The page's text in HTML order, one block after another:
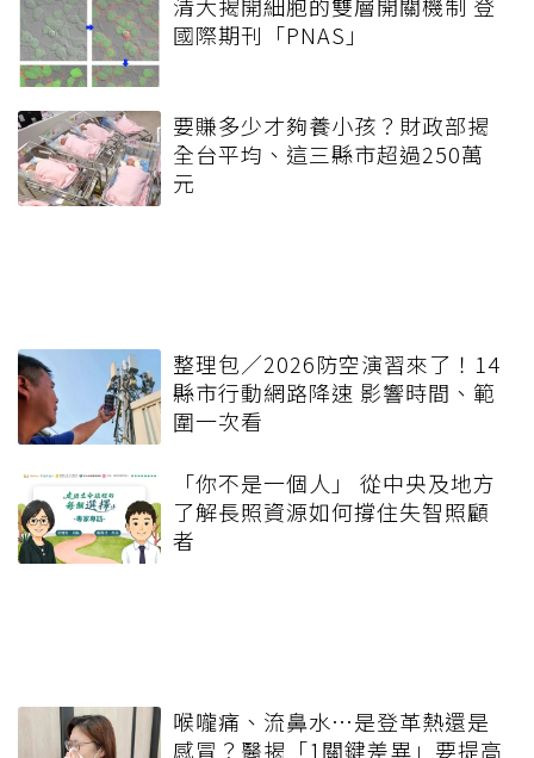
清大揭開細胞的雙層開關機制 登
國際期刊「PNAS」
要賺多少才夠養小孩？財政部揭
全台平均、這三縣市超過250萬
元
整理包／2026防空演習來了！14
縣市行動網路降速 影響時間、範
圍一次看
「你不是一個人」 從中央及地方
了解長照資源如何撐住失智照顧
者
喉嚨痛、流鼻水⋯是登革熱還是
感冒？醫揭「1關鍵差異」要提高